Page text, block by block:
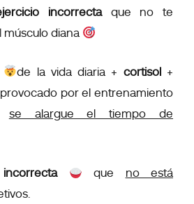
incorrectaque no te
músculo diana
de la vida diaria + cortisol+
por el entrenamiento
se alargue el tiempo de
que no está